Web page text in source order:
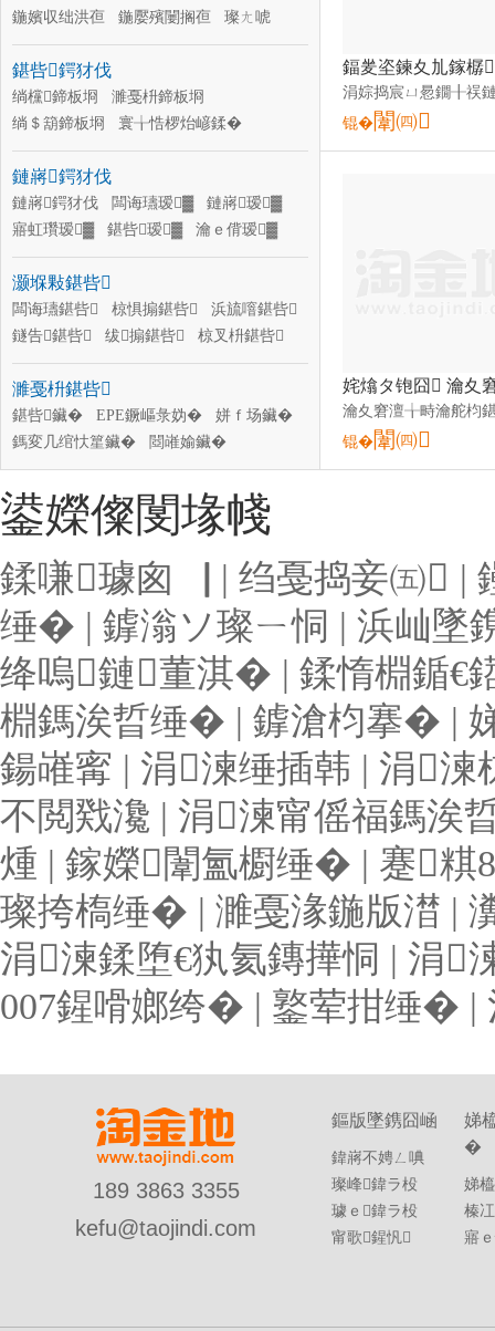
閫氫俊鐢㈠搧瑷▓
鍦嬪収绌洪亱
鍦嬮殯闄搁亱
璨ㄤ唬
鍦嬮殯娴烽亱
鍦嬪収姘撮亱
蹇仦
鍦嬮殯绌洪亱
鍟嗘鍫遍棞
鍖呰鍔犲伐
绱欓鍗板埛
濉戞枡鍗板埛
绱＄箶鍗板埛
寰╁悎椤炲嵃鍒�
绔规湪鍗板埛
鐜荤拑鍗板埛
闄剁摲鍗板埛
鏈嶈鍔犲伐
鏈嶈鍔犲伐 闆诲瓙瑷▓
鏈嶈瑷▓
寤虹瓚瑷▓
鍖呰瑷▓
瀹ｅ偝瑷▓
褰㈣薄瑷▓
鍟嗘瑷▓
瀹堕浕瑷▓
骞抽潰瑷▓
灏堢敤鍖呰
闆诲瓙鍖呰 椋惧搧鍖呰
浜旈噾鍖呰
鐩告鍖呰
绂搧鍖呰
椋叉枡鍖呰
棣欑厵鍖呰
淇濆仴鍝佸寘瑁�
鑼惰憠鍖呰
鐜╁叿鍖呰
濉戞枡鍖呰
鍖呰鑶� EPE鐝嶇彔妫�
姘ｆ场鑶�
鎷変几绾忕篂鑶�
閸嶉媮鑶�
淇濊鑶�
闈滈浕鑶�
锟�闈㈣
锟�闈㈣
鍙嬫儏閺堟帴
鍒嗛璩囪▕ | 绉戞捣妾㈤ |
缍� | 鎼滃ソ璨ㄧ恫 | 浜屾墜
绛嗚鏈董淇� | 鍒惰棩鍎€
棩鎷涘晢缍� | 鎼滄枃搴� |
鍚嶉寗 | 涓湅缍插韩 | 涓湅
不閲戣瀺 | 涓湅甯傜福鎷涘
煄 | 鎵嬫闈氳櫉缍� | 蹇
璨挎槗缍� | 濉戞湪鍦版澘 |
涓湅鍒堕€犱氦鏄撶恫 | 涓
007鍟嗗嫏绔� | 鐜荤拑缍� |
189 3863 3355
kefu@taojindi.com
鏂版墜鎸囧崡
鍏嶈不娉ㄥ唺
璨峰鍏ラ杸
璩ｅ鍏ラ杸
甯歌鍟忛
娣
�
娣
榛
寤